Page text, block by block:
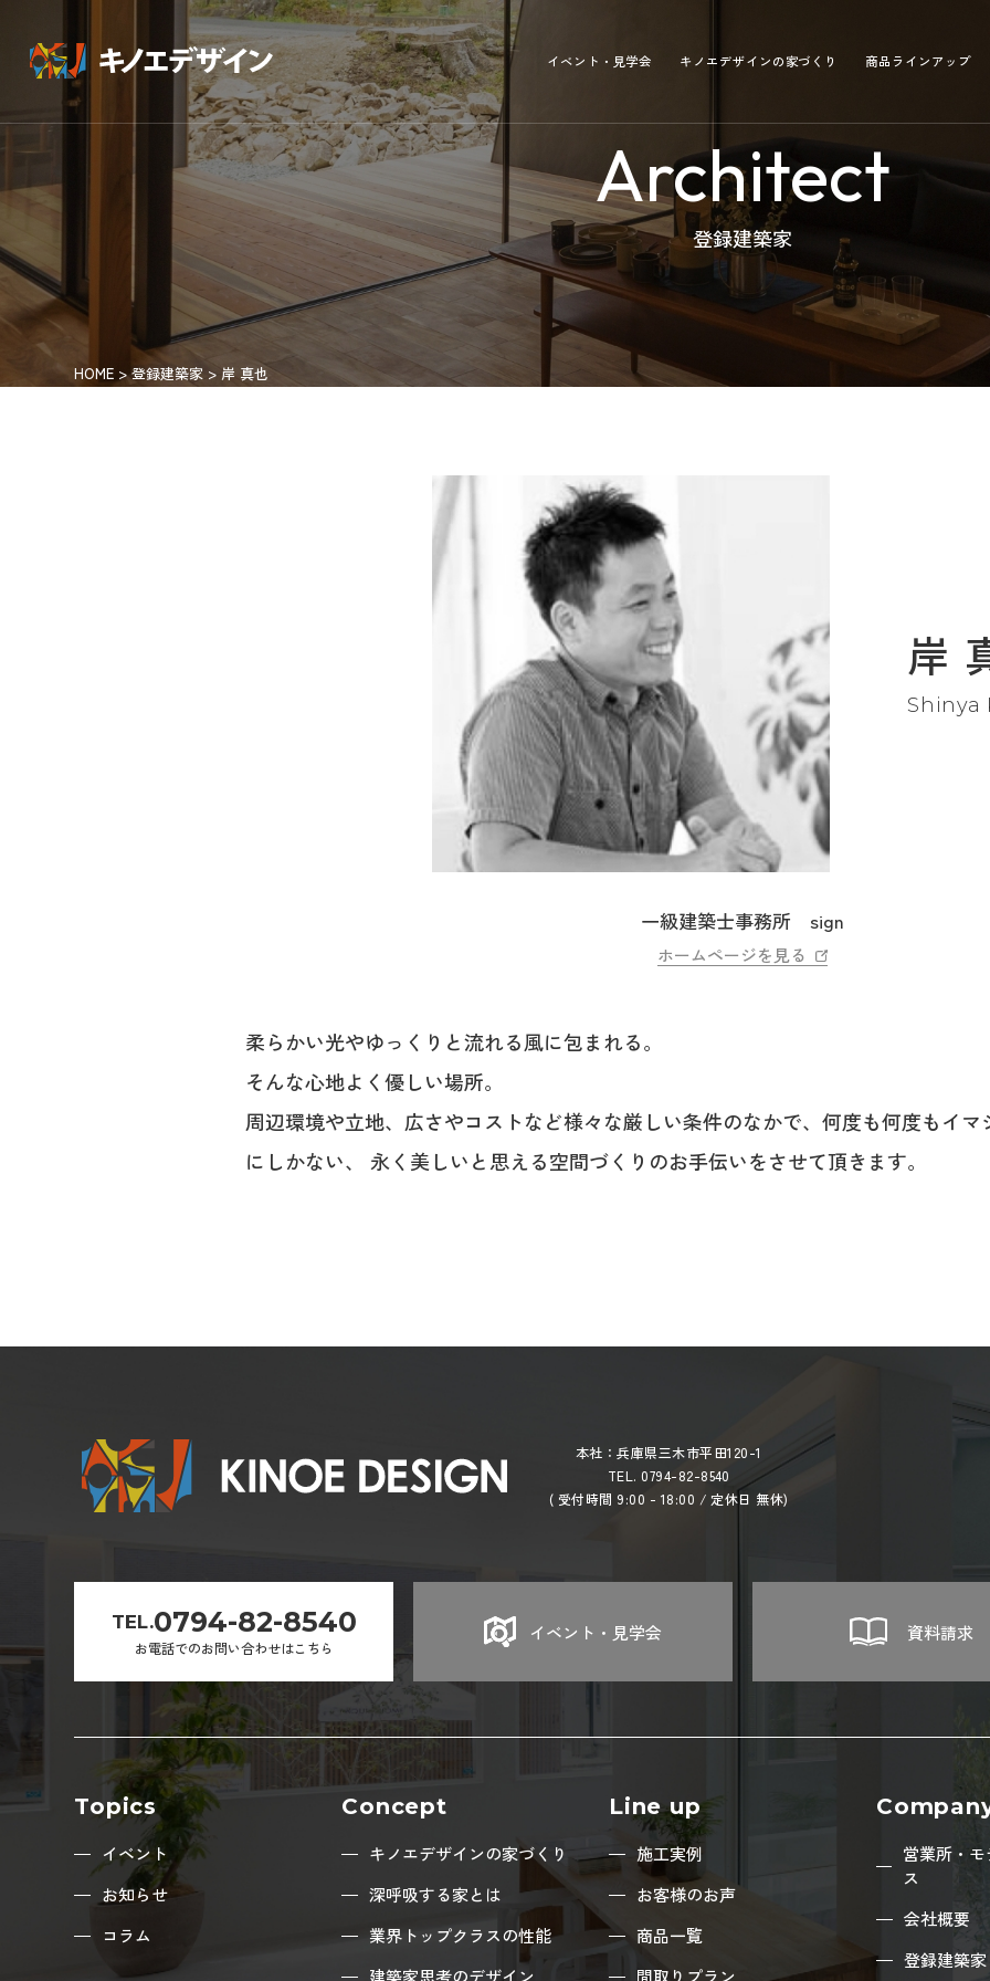
イベント・見学会 キノエデザインの家づくり 商品ラインアップ
登録建築家
Architect
HOME >登録建築家 > 岸 真也
岸
Shinya
一級建築士事務所 sign
ホームページを見る
柔らかい光やゆっくりと流れる風に包まれる。
そんな心地よく優しい場所。
周辺環境や立地、広さやコストなど様々な厳しい条件のなかで、何度も何度もイマ
にしかない、 永く美しいと思える空間づくりのお手伝いをさせて頂きます。
本社：兵庫県三木市平田120-1
TEL. 0794-82-8540
( 受付時間 9:00 - 18:00 / 定休日 無休)
TEL.0794-82-8540
お電話でのお問い合わせはこちら
イベント・見学会 資料請求
Topics
イベント
お知らせ
コラム
Concept
キノエデザインの家づくり
深呼吸する家とは
業界トップクラスの性能
建築家思考のデザイン
Line up
施工実例
お客様のお声
商品一覧
間取りプラン
営業所・
ス
会社概要
登録建築家